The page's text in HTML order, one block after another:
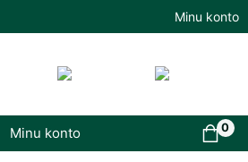
Minu konto
Minu konto 0